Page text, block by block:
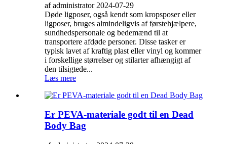
af administrator 2024-07-29
Døde ligposer, også kendt som kropsposer eller
ligposer, bruges almindeligvis af førstehjælpere,
sundhedspersonale og bedemænd til at
transportere afdøde personer. Disse tasker er
typisk lavet af kraftig plast eller vinyl og kommer
i forskellige størrelser og stilarter afhængigt af
den tilsigtede...
Læs mere
Er PEVA-materiale godt til en Dead
Body Bag